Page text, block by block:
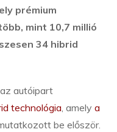
prémium
mint 10,7 millió
34 hibrid
autóipart
technológia, amely a
be először.